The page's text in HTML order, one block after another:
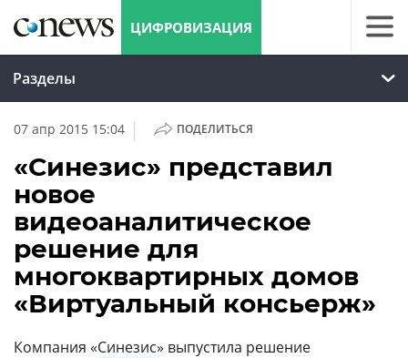
ЦИФРОВИЗАЦИЯ
Разделы
07 апр 2015 15:04 | ПОДЕЛИТЬСЯ
«Синезис» представил
новое
видеоаналитическое
решение для
многоквартирных домов
«Виртуальный консьерж»
Компания «Синезис» выпустила решение